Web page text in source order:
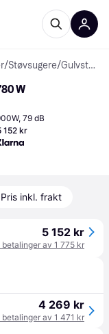
/Støvsugere/ Gulvstøvsugere
W
79 dB
152 kr
Pris inkl. frakt
5 152 kr
betalinger av 1 775 kr
4 269 kr
betalinger av 1 471 kr